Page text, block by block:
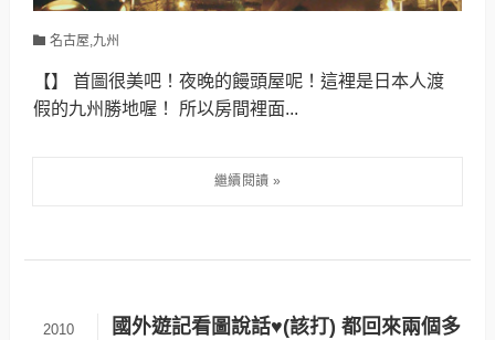
名古屋,九州
【】 首圖很美吧！夜晚的饅頭屋呢！這裡是日本人渡
假的九州勝地喔！ 所以房間裡面...
國外遊記看圖說話♥(該打) 都回來兩個多
2010